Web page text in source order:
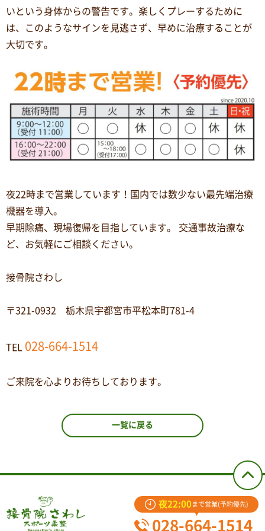
いという身体からの警告です。楽しくプレーするために
は、このようなサインを見逃さず、早めに治療することが
大切です。
夜22時まで営業しています！国内では数少ない最先端治療
機器を導入。
早期除痛、現場復帰を目指しています。 交通事故治療な
ど、お気軽にご相談ください。
接骨院さわし
〒321-0932 栃木県宇都宮市平松本町781-4
TEL 028-664-1514
ご来院を心よりお待ちしております。
一覧に戻る
夜22:00 まで営業(予約優先)
028-664-1514